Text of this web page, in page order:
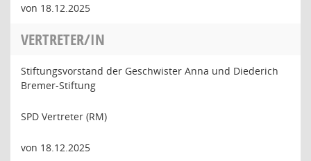
von 18.12.2025
VERTRETER/IN
Stiftungsvorstand der Geschwister Anna und Diederich
Bremer-Stiftung
SPD Vertreter (RM)
von 18.12.2025